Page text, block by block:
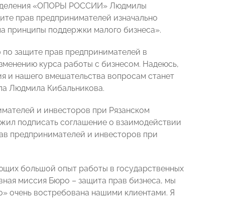
«ОПОРЫ РОССИИ» Людмилы
прав предпринимателей изначально
принципы поддержки малого бизнеса».
защите прав предпринимателей в
курса работы с бизнесом. Надеюсь,
и нашего вмешательства вопросам станет
Людмила Кибальникова.
и инвесторов при Рязанском
подписать соглашение о взаимодействии
предпринимателей и инвесторов при
большой опыт работы в государственных
миссия Бюро – защита прав бизнеса, мы
очень востребована нашими клиентами. Я